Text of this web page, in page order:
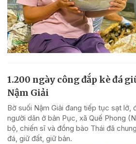
1.200 ngày công đắp kè đá
Nậm Giải
Bờ suối Nậm Giải đang tiếp tục sạt lở,
người dân ở bản Pục, xã Quế Phong
bộ, chiến sĩ và đồng bào Thái đã
đá, giữ đất, giữ bản.